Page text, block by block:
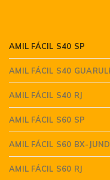
AMIL FÁCIL S40 SP
AMIL FÁCIL S40
AMIL FÁCIL S40 RJ
AMIL FÁCIL S60 SP
AMIL FÁCIL S60 BX-
AMIL FÁCIL S60 RJ